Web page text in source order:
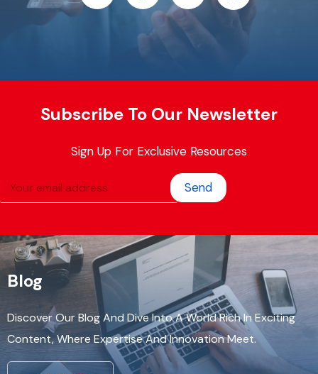
Subscribe To Our Newsletter
Sign Up For Exclusive Resources
Send
Blog
Discover Our Blog And Dive Into A World Rich In Exciting
Content, Where Expertise And Innovation Meet.